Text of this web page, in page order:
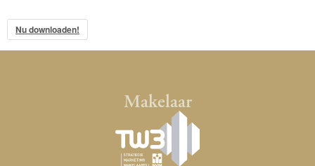
Nu downloaden!
Makelaar